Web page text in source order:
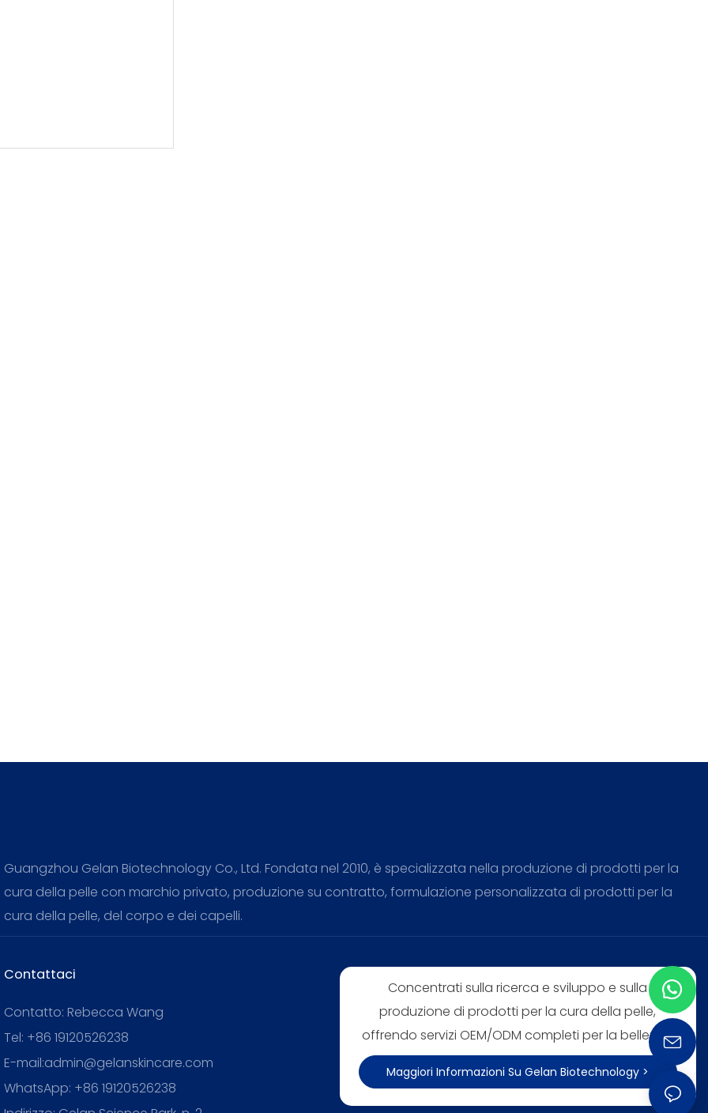
Guangzhou Gelan Biotechnology Co., Ltd. Fondata nel 2010, è specializzata nella produzione di prodotti per la
cura della pelle con marchio privato, produzione su contratto, formulazione personalizzata di prodotti per la
cura della pelle, del corpo e dei capelli.
Contattaci
Contatto: Rebecca Wang
Tel: +86 19120526238
E-mail:admin@gelanskincare.com
WhatsApp: +86 19120526238
Concentrati sulla ricerca e sviluppo e sulla
produzione di prodotti per la cura della pelle,
offrendo servizi OEM/ODM completi per la bellezza.
Maggiori Informazioni Su Gelan Biotechnology >